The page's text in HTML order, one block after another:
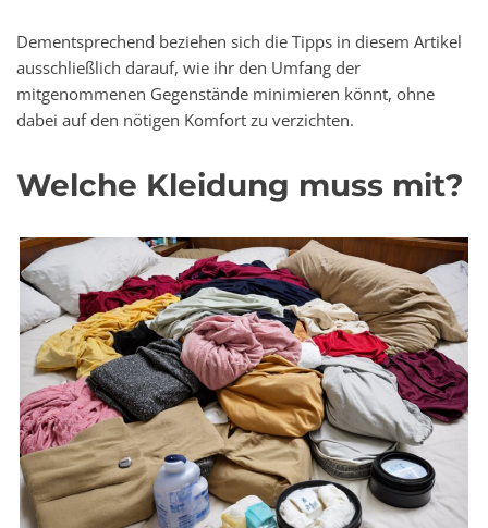
Dementsprechend beziehen sich die Tipps in diesem Artikel
ausschließlich darauf, wie ihr den Umfang der
mitgenommenen Gegenstände minimieren könnt, ohne
dabei auf den nötigen Komfort zu verzichten.
Welche Kleidung muss mit?